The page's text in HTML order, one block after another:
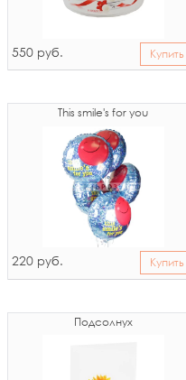
550 руб. Купить
This smile's for you
220 руб. Купить
Подсолнух